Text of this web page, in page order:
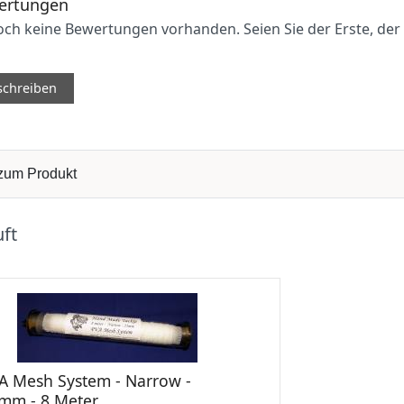
keine Bewertungen vorhanden. Seien Sie der Erste,
Produkt
Mesh System - Narrow -